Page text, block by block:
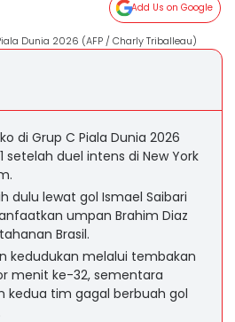
Add Us on Google
Dunia 2026 (AFP / Charly Triballeau)
di Grup C Piala Dunia 2026
setelah duel intens di New York
dulu lewat gol Ismael Saibari
umpan Brahim Diaz
Brasil.
kedudukan melalui tembakan
menit ke-32, sementara
kedua tim gagal berbuah gol